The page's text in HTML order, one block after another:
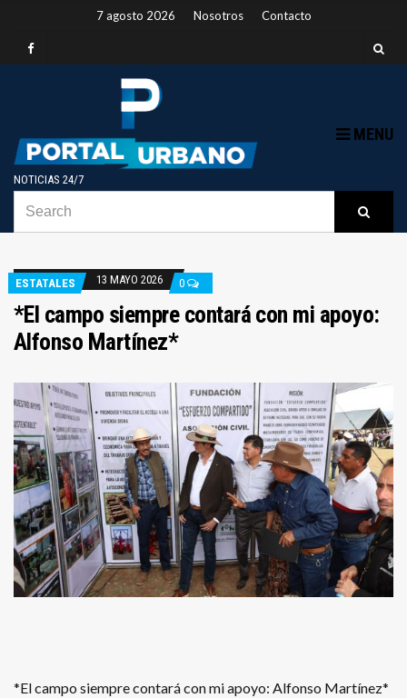
7 agosto 2026 Nosotros Contacto
NOTICIAS 24/7
MENU
ESTATALES 13 MAYO 2026 0
*El campo siempre contará con mi apoyo:
Alfonso Martínez*
*El campo siempre contará con mi apoyo: Alfonso Martínez*